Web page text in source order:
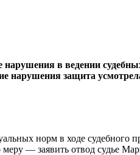
нарушения в ведении
нарушения защита
норм в ходе судебного
— заявить отвод судье